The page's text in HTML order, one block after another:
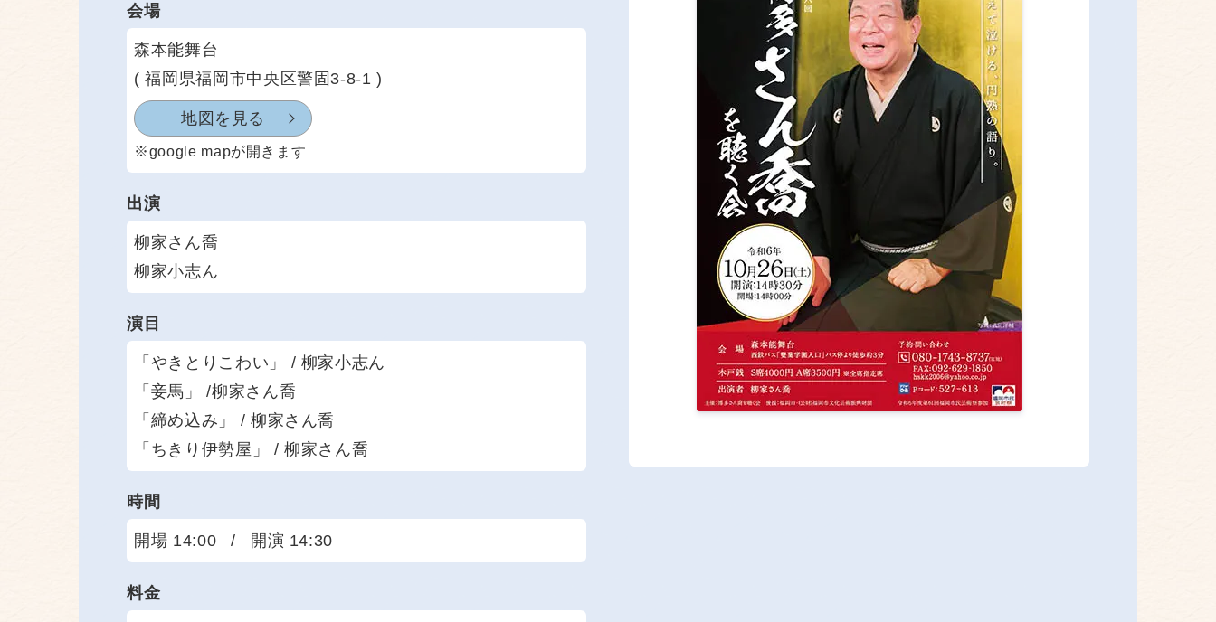
会場
森本能舞台
( 福岡県福岡市中央区警固3-8-1 )
地図を見る
※google mapが開きます
出演
柳家さん喬
柳家小志ん
演目
「やきとりこわい」 / 柳家小志ん
「妾馬」 /柳家さん喬
「締め込み」 / 柳家さん喬
「ちきり伊勢屋」 / 柳家さん喬
時間
開場 14:00 / 開演 14:30
料金